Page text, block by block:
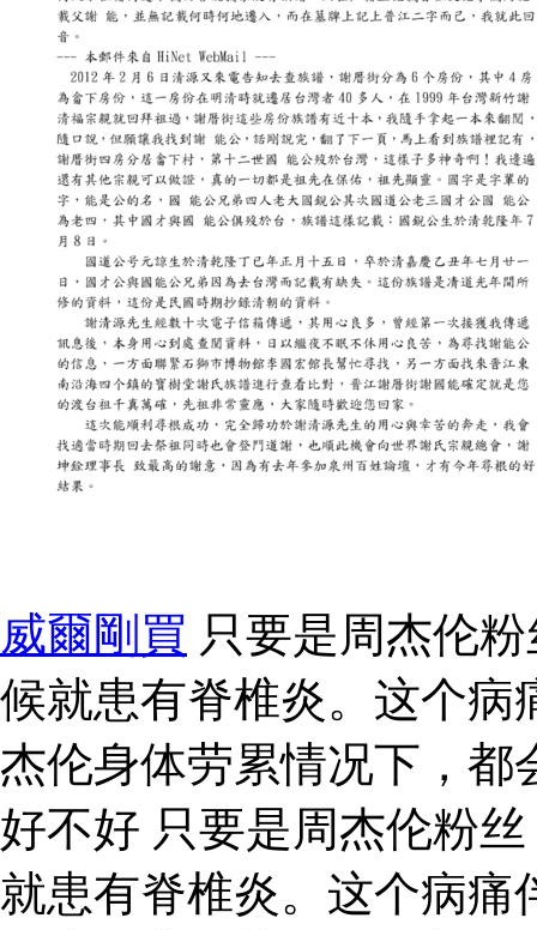
威爾剛買 只要是周杰伦
候就患有脊椎炎。这个病
杰伦身体劳累情况下，都
好不好 只要是周杰伦粉
就患有脊椎炎。这个病痛